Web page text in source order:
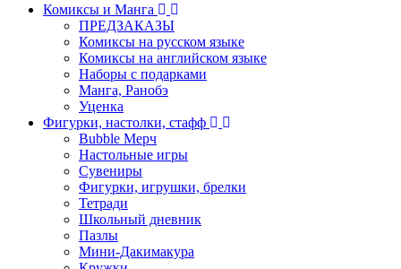
Комиксы и Манга
ПРЕДЗАКАЗЫ
Комиксы на русском языке
Комиксы на английском языке
Наборы с подарками
Манга, Ранобэ
Уценка
Фигурки, настолки, стафф
Bubble Мерч
Настольные игры
Сувениры
Фигурки, игрушки, брелки
Тетради
Школьный дневник
Пазлы
Мини-Дакимакура